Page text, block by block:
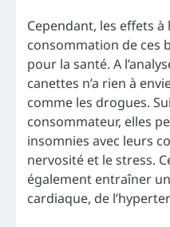
Cependant, les effets
consommation de ces
pour la santé. A
canettes n’a rien à
comme les drogues.
consommateur, elles
insomnies avec leurs
nervosité et le stress.
également entraîner
cardiaque, de